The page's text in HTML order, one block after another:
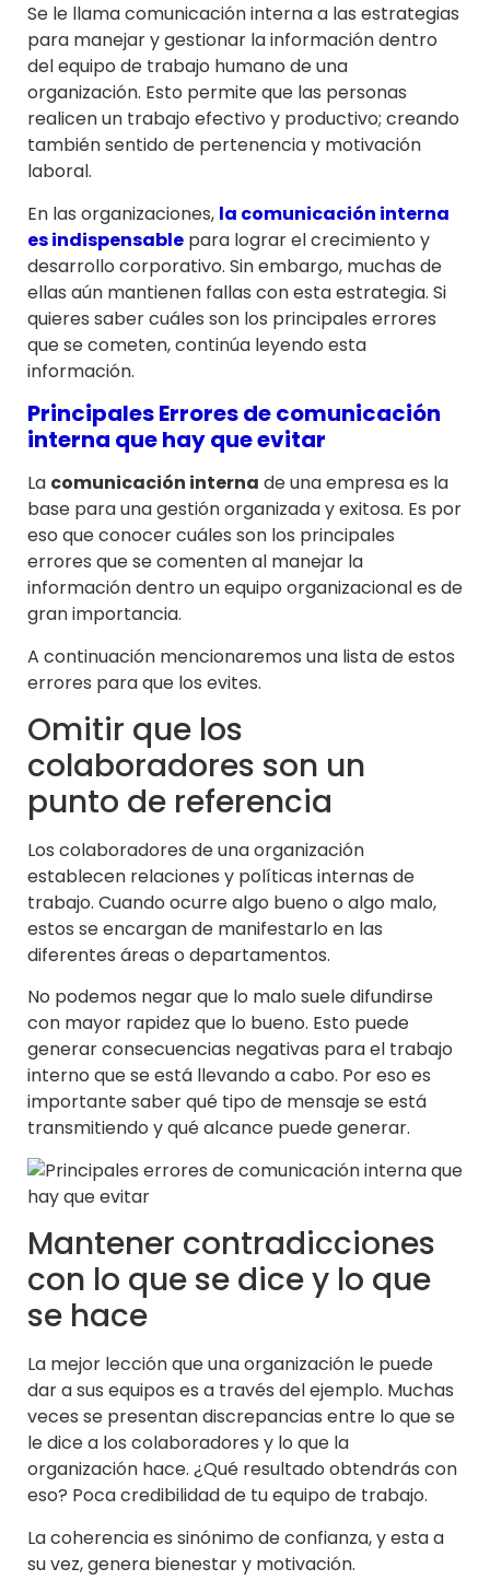
Se le llama comunicación interna a las estrategias
para manejar y gestionar la información dentro
del equipo de trabajo humano de una
organización. Esto permite que las personas
realicen un trabajo efectivo y productivo; creando
también sentido de pertenencia y motivación
laboral.
En las organizaciones, la comunicación interna
es indispensable para lograr el crecimiento y
desarrollo corporativo. Sin embargo, muchas de
ellas aún mantienen fallas con esta estrategia. Si
quieres saber cuáles son los principales errores
que se cometen, continúa leyendo esta
información.
Principales Errores de comunicación
interna que hay que evitar
La comunicación interna de una empresa es la
base para una gestión organizada y exitosa. Es por
eso que conocer cuáles son los principales
errores que se comenten al manejar la
información dentro un equipo organizacional es de
gran importancia.
A continuación mencionaremos una lista de estos
errores para que los evites.
Omitir que los
colaboradores son un
punto de referencia
Los colaboradores de una organización
establecen relaciones y políticas internas de
trabajo. Cuando ocurre algo bueno o algo malo,
estos se encargan de manifestarlo en las
diferentes áreas o departamentos.
No podemos negar que lo malo suele difundirse
con mayor rapidez que lo bueno. Esto puede
generar consecuencias negativas para el trabajo
interno que se está llevando a cabo. Por eso es
importante saber qué tipo de mensaje se está
transmitiendo y qué alcance puede generar.
Mantener contradicciones
con lo que se dice y lo que
se hace
La mejor lección que una organización le puede
dar a sus equipos es a través del ejemplo. Muchas
veces se presentan discrepancias entre lo que se
le dice a los colaboradores y lo que la
organización hace. ¿Qué resultado obtendrás con
eso? Poca credibilidad de tu equipo de trabajo.
La coherencia es sinónimo de confianza, y esta a
su vez, genera bienestar y motivación.